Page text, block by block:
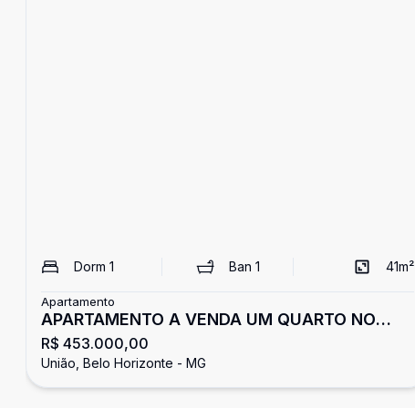
Dorm 1 Ban 1 41m²
Apartamento
APARTAMENTO A VENDA UM QUARTO NO
UNIAO
R$ 453.000,00
União, Belo Horizonte - MG